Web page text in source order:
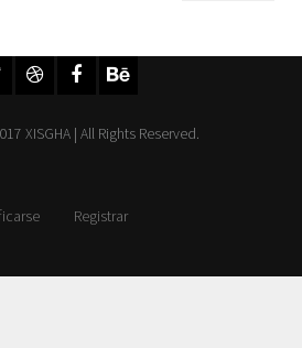
XISGHA | All Rights Reserved.
Registrar